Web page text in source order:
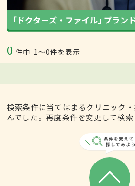
0 件中 1〜0件を表示
検索条件に当てはまるクリニック
んでした。再度条件を変更して検索